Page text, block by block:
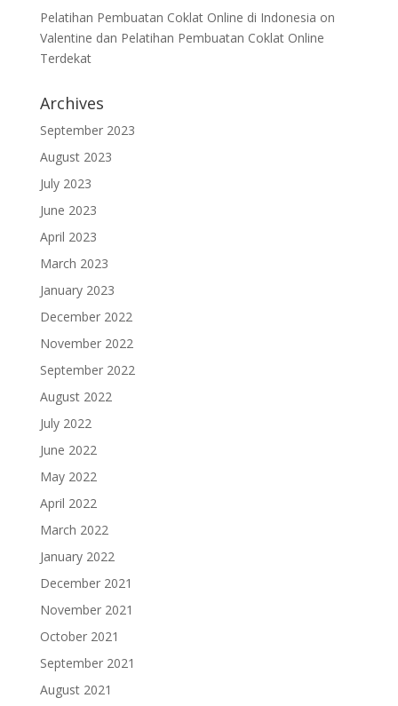
Pelatihan Pembuatan Coklat Online di Indonesia on
Valentine dan Pelatihan Pembuatan Coklat Online
Terdekat
Archives
September 2023
August 2023
July 2023
June 2023
April 2023
March 2023
January 2023
December 2022
November 2022
September 2022
August 2022
July 2022
June 2022
May 2022
April 2022
March 2022
January 2022
December 2021
November 2021
October 2021
September 2021
August 2021